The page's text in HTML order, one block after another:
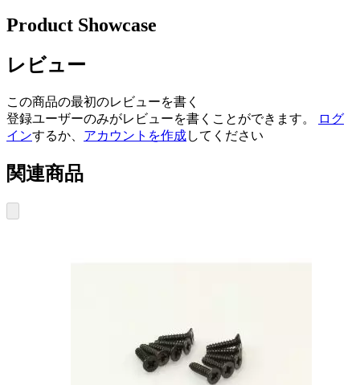
Product Showcase
レビュー
この商品の最初のレビューを書く
登録ユーザーのみがレビューを書くことができます。
ログ
インするか、 アカウントを作成してください
関連商品